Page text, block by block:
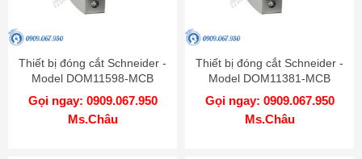
Thiết bị đóng cắt Schneider -
Model DOM11598-MCB
Gọi ngay: 0909.067.950
Ms.Châu
Thiết bị đóng cắt Schneider -
Model DOM11381-MCB
Gọi ngay: 0909.067.950
Ms.Châu